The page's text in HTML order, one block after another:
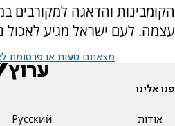
הקומבינות והדאגה למקורבים
עצמה. לעם ישראל מגיע לאכול
מצאתם טעות או פרסומת לא
פנו אלינו
אודות
Pусский